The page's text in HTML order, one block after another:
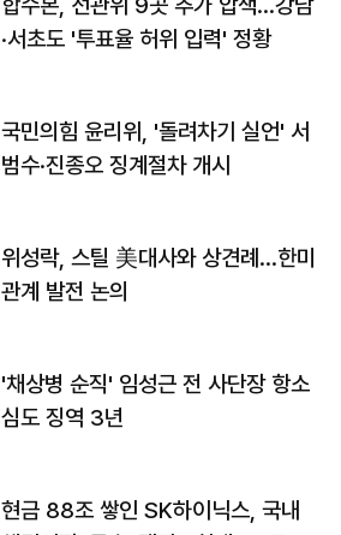
합수본, 선관위 9곳 추가 압색…강남
·서초도 '투표율 허위 입력' 정황
국민의힘 윤리위, '돌려차기 실언' 서
범수·진종오 징계절차 개시
위성락, 스틸 美대사와 상견례…한미
관계 발전 논의
'채상병 순직' 임성근 전 사단장 항소
심도 징역 3년
현금 88조 쌓인 SK하이닉스, 국내